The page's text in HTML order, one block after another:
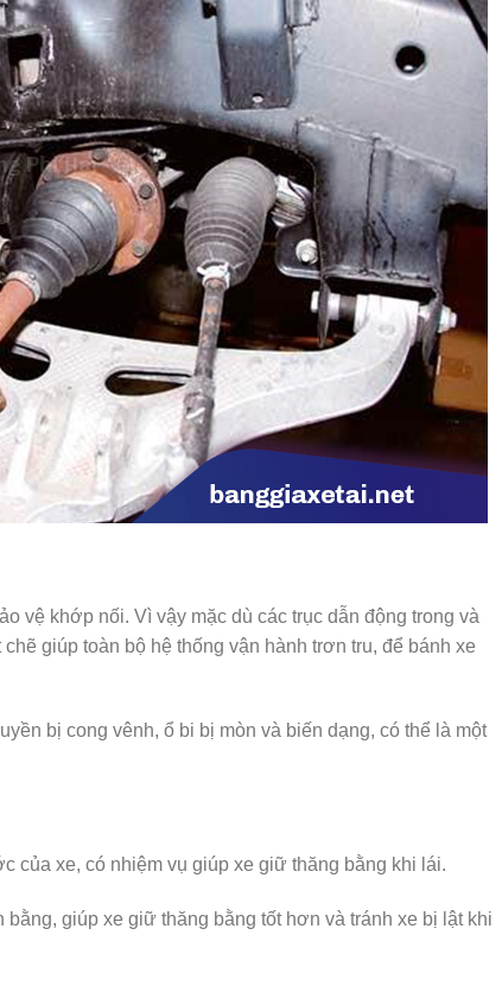
vệ khớp nối. Vì vậy mặc dù các trục dẫn động trong và
giúp toàn bộ hệ thống vận hành trơn tru, để bánh xe
bị cong vênh, ổ bi bị mòn và biến dạng, có thể là một
của xe, có nhiệm vụ giúp xe giữ thăng bằng khi lái.
giúp xe giữ thăng bằng tốt hơn và tránh xe bị lật khi